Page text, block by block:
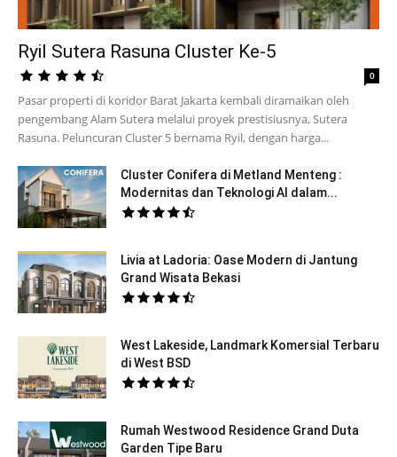
Ryil Sutera Rasuna Cluster Ke-5
0
Pasar properti di koridor Barat Jakarta kembali diramaikan oleh
pengembang Alam Sutera melalui proyek prestisiusnya, Sutera
Rasuna. Peluncuran Cluster 5 bernama Ryil, dengan harga...
Cluster Conifera di Metland Menteng :
Modernitas dan Teknologi AI dalam...
Livia at Ladoria: Oase Modern di Jantung
Grand Wisata Bekasi
West Lakeside, Landmark Komersial Terbaru
di West BSD
Rumah Westwood Residence Grand Duta
Garden Tipe Baru